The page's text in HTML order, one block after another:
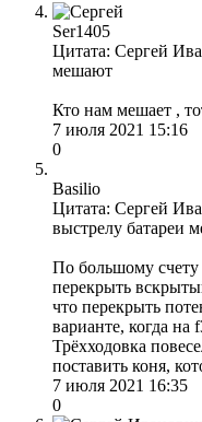
Ser1405
Цитата: Сергей
мешают
Кто нам мешает ,
7 июля 2021 15:16
0
Basilio
Цитата: Сергей
выстрелу батареи
По большому счету
перекрыть
что перекрыть
варианте, когда на
Трёхходовка
поставить коня,
7 июля 2021 16:35
0